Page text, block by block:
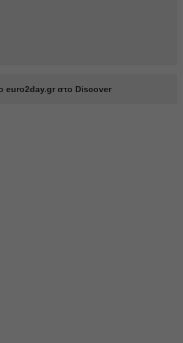
euro2day.gr στο Discover